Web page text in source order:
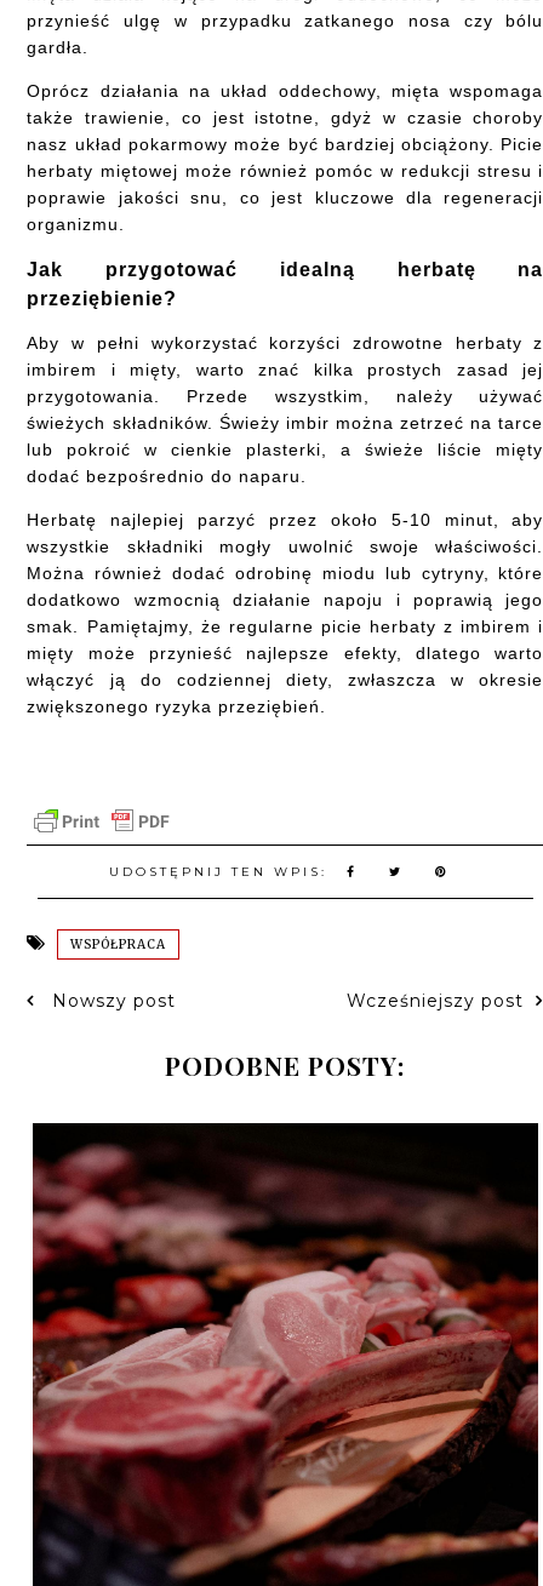
przynieść ulgę w przypadku zatkanego nosa czy bólu
gardła.
Oprócz działania na układ oddechowy, mięta wspomaga
także trawienie, co jest istotne, gdyż w czasie choroby
nasz układ pokarmowy może być bardziej obciążony. Picie
herbaty miętowej może również pomóc w redukcji stresu i
poprawie jakości snu, co jest kluczowe dla regeneracji
organizmu.
Jak przygotować idealną herbatę na
przeziębienie?
Aby w pełni wykorzystać korzyści zdrowotne herbaty z
imbirem i mięty, warto znać kilka prostych zasad jej
przygotowania. Przede wszystkim, należy używać
świeżych składników. Świeży imbir można zetrzeć na tarce
lub pokroić w cienkie plasterki, a świeże liście mięty
dodać bezpośrednio do naparu.
Herbatę najlepiej parzyć przez około 5-10 minut, aby
wszystkie składniki mogły uwolnić swoje właściwości.
Można również dodać odrobinę miodu lub cytryny, które
dodatkowo wzmocnią działanie napoju i poprawią jego
smak. Pamiętajmy, że regularne picie herbaty z imbirem i
mięty może przynieść najlepsze efekty, dlatego warto
włączyć ją do codziennej diety, zwłaszcza w okresie
zwiększonego ryzyka przeziębień.
UDOSTĘPNIJ TEN WPIS:
WSPÓŁPRACA
Nowszy post Wcześniejszy post
PODOBNE POSTY: